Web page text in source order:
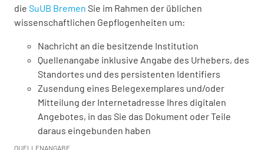
die SuUB Bremen Sie im Rahmen der üblichen
wissenschaftlichen Gepflogenheiten um:
Nachricht an die besitzende Institution
Quellenangabe inklusive Angabe des Urhebers, des
Standortes und des persistenten Identifiers
Zusendung eines Belegexemplares und/oder
Mitteilung der Internetadresse Ihres digitalen
Angebotes, in das Sie das Dokument oder Teile
daraus eingebunden haben
QUELLENANGABE